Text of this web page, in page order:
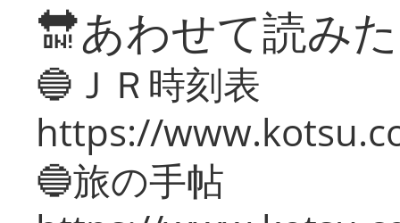
🔛あわせて読み
🔵ＪＲ時刻表
https://
🔵旅の手帖